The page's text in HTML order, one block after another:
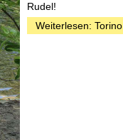
Rudel!
Weiterlesen: Torino